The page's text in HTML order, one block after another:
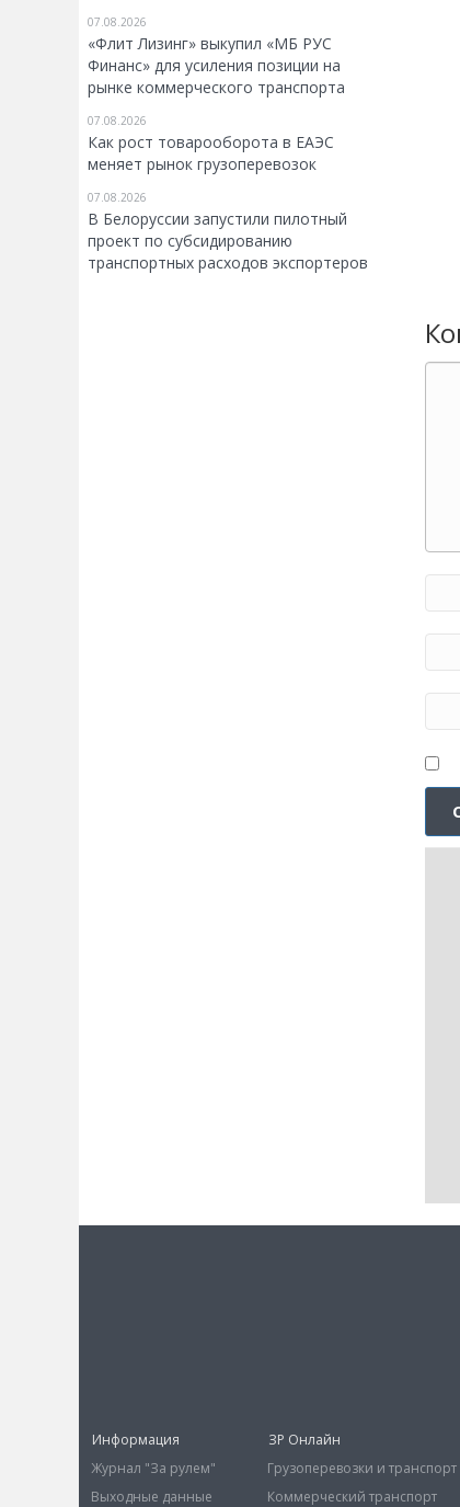
07.08.2026
«Флит Лизинг» выкупил «МБ РУС
Финанс» для усиления позиции на
рынке коммерческого транспорта
07.08.2026
Как рост товарооборота в ЕАЭС
меняет рынок грузоперевозок
07.08.2026
В Белоруссии запустили пилотный
проект по субсидированию
транспортных расходов экспортеров
Информация
Журнал "За рулем"
Выходные данные
ЗР Онлайн
Грузоперевозки и транспорт
Коммерческий транспорт